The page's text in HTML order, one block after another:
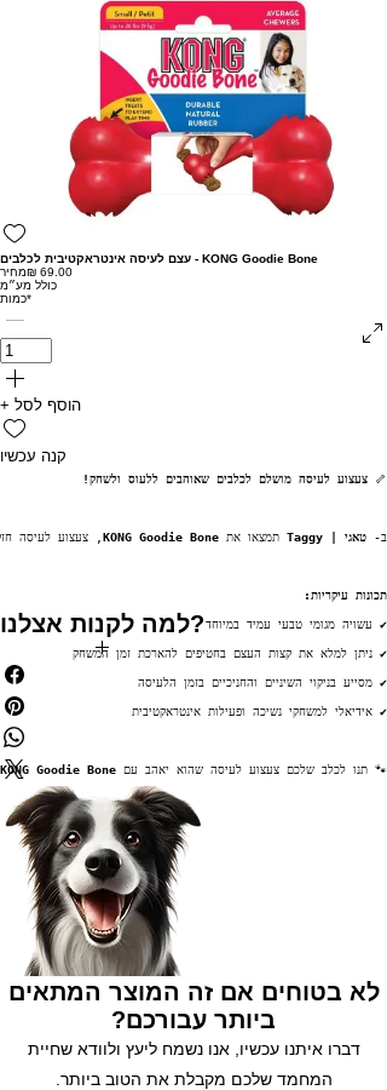
עצם לעיסה אינטראקטיבית לכלבים - KONG Goodie Bone
מחיר
כולל מע״מ
כמות*
+ הוסף לסל
קנה עכשיו
🦴 צעצוע לעיסה מושלם לכלבים שאוהבים ללעוס ולשחק!
ב- טאגי | Taggy תמצאו את KONG Goodie Bone , צעצוע לעיסה
תכונות עיקריות:
✔ עשויה מגומי טבעי עמיד במיוחד
✔ ניתן למלא את קצות העצם בחטיפים להארכת זמן המשחק
✔ מסייע בניקוי השיניים והחניכיים בזמן הלעיסה
✔ אידיאלי למשחקי נשיכה ופעילות אינטראקטיבית
🐾 תנו לכלב שלכם צעצוע לעיסה שהוא יאהב עם KONG Goodie Bone
למה לקנות אצלנו?
✅ משלוח חינם בקניה מעל 199₪
✅ צוברים נקודות בכל קנייה
✅ הנחות לחברי מועדון
נסו אותנו עוד היום 😘
לא בטוחים אם זה המוצר המתאים
ביותר עבורכם?
דברו איתנו עכשיו, אנו נשמח ליעץ ולוודא שחיית
המחמד שלכם מקבלת את הטוב ביותר.